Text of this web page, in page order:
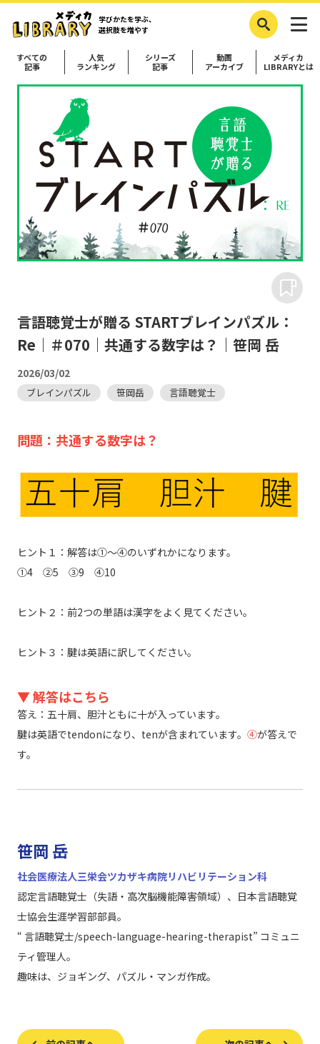
学びかたを学ぶ、
選択肢を増やす
すべての
記事
人気
ランキング
シリーズ
記事
動画
アーカイブ
メディカ
LIBRARYとは
言語聴覚士が贈る STARTブレインパズル：
Re｜＃070｜共通する数字は？｜笹岡 岳
2026/03/02
ブレインパズル 笹岡岳 言語聴覚士
問題：共通する数字は？
ヒント１：解答は①〜④のいずれかになります。
①4 ②5 ③9 ④10
ヒント２：前2つの単語は漢字をよく見てください。
ヒント３：腱は英語に訳してください。
▼ 解答はこちら
答え：五十肩、胆汁ともに十が入っています。
腱は英語でtendonになり、tenが含まれています。 ④が答えで
す。
笹岡 岳
社会医療法人三栄会ツカザキ病院リハビリテーション科
認定言語聴覚士（失語・高次脳機能障害領域）、日本言語聴覚
士協会生涯学習部部員。
“ 言語聴覚士/speech-language-hearing-therapist” コミュニ
ティ管理人。
趣味は、ジョギング、パズル・マンガ作成。